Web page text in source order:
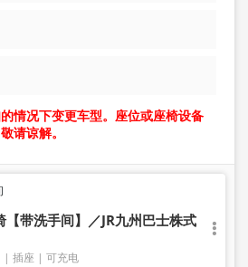
情况下变更车型。座位或座椅设备
请谅解。
【带洗手间】／JR九州巴士株式
插座 可充电